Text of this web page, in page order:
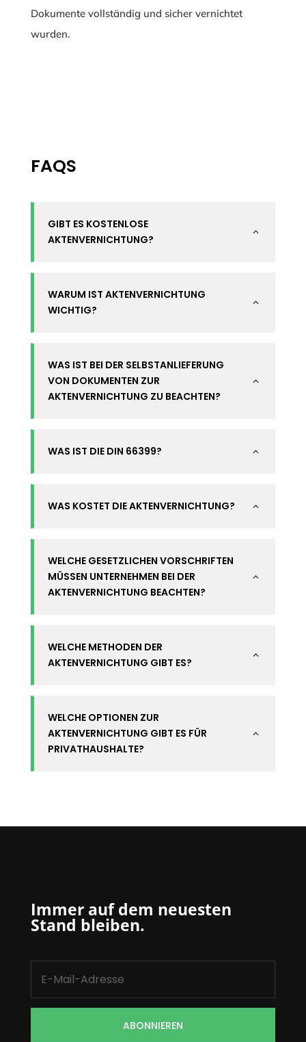
Dokumente vollständig und sicher vernichtet
wurden.
FAQS
2
GIBT ES KOSTENLOSE
AKTENVERNICHTUNG?
2
WARUM IST AKTENVERNICHTUNG
WICHTIG?
2
WAS IST BEI DER SELBSTANLIEFERUNG
VON DOKUMENTEN ZUR
AKTENVERNICHTUNG ZU BEACHTEN?
2
WAS IST DIE DIN 66399?
2
WAS KOSTET DIE AKTENVERNICHTUNG?
2
WELCHE GESETZLICHEN VORSCHRIFTEN
MÜSSEN UNTERNEHMEN BEI DER
AKTENVERNICHTUNG BEACHTEN?
2
WELCHE METHODEN DER
AKTENVERNICHTUNG GIBT ES?
2
WELCHE OPTIONEN ZUR
AKTENVERNICHTUNG GIBT ES FÜR
PRIVATHAUSHALTE?
Immer auf dem neuesten
Stand bleiben.
ABONNIEREN